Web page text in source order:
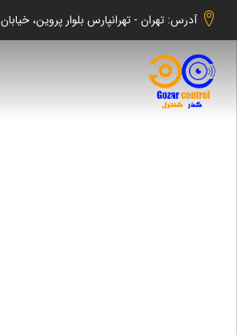
آدرس: تهران - تهرانپارس بلوار پروین، خیابان 196 شرقی،خیابان شادالویی جنوبی کوچه شهابی پلاک 140 واحد 2 -گذر کنترل